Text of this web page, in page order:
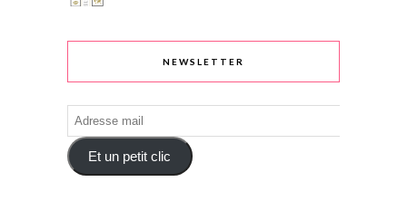
NEWSLETTER
Adresse
mail
Et un petit clic